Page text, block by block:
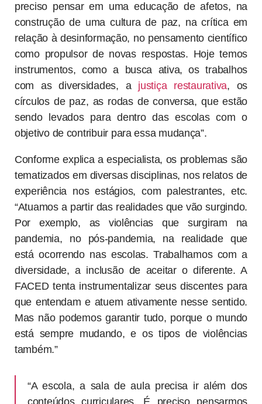
preciso pensar em uma educação de afetos, na
construção de uma cultura de paz, na crítica em
relação à desinformação, no pensamento científico
como propulsor de novas respostas. Hoje temos
instrumentos, como a busca ativa, os trabalhos
com as diversidades, a justiça restaurativa, os
círculos de paz, as rodas de conversa, que estão
sendo levados para dentro das escolas com o
objetivo de contribuir para essa mudança”.
Conforme explica a especialista, os problemas são
tematizados em diversas disciplinas, nos relatos de
experiência nos estágios, com palestrantes, etc.
“Atuamos a partir das realidades que vão surgindo.
Por exemplo, as violências que surgiram na
pandemia, no pós-pandemia, na realidade que
está ocorrendo nas escolas. Trabalhamos com a
diversidade, a inclusão de aceitar o diferente. A
FACED tenta instrumentalizar seus discentes para
que entendam e atuem ativamente nesse sentido.
Mas não podemos garantir tudo, porque o mundo
está sempre mudando, e os tipos de violências
também.”
“A escola, a sala de aula precisa ir além dos